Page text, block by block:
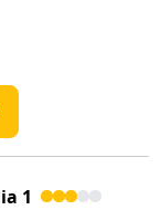
1